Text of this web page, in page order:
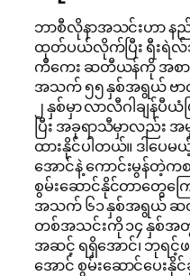
ဘာစီလိုနာအသင်းဟာ န
ထုတ်ပယ်လိုက်ပြီး ရီးရဲလ်
ကီ‌ကေး ဆတီယန်ကို အစ
အသက် ၅၅ နှစ်အရွယ် ဗာ
၂ နှစ်မှာ လာလီဂါချန်ပီ
ပြီး အခုရာသီမှာလည်း
ထားနိုင်ပါတယ်။ ဒါပေ
အောင်နဲ့ ‌ကောင်းမွန်တဲ့ကစ
စွမ်းဆောင်နိုင်တာတွေကြ
အသက် ၆၁ နှစ်အရွယ် ဆ
တစ်အသင်းကို ၁၄ နှစ်အတွ
အဆင့် ရရှိအောင်၊ ဘုရင့်
အောင် စွမ်းဆောင်ပေးနို